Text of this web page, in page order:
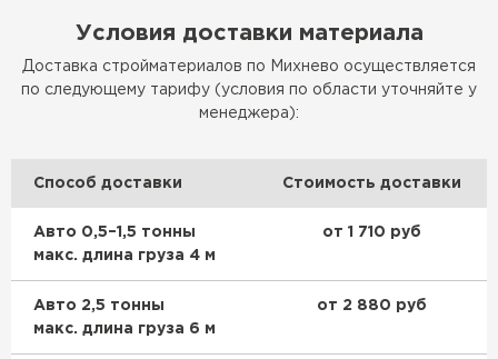
Условия доставки материала
Доставка стройматериалов по Михнево осуществляется
по следующему тарифу (условия по области уточняйте у
менеджера):
Способ доставки Стоимость доставки
Авто 0,5–1,5 тонны
макс. длина груза 4 м
от 1 710 руб
Авто 2,5 тонны
макс. длина груза 6 м
от 2 880 руб